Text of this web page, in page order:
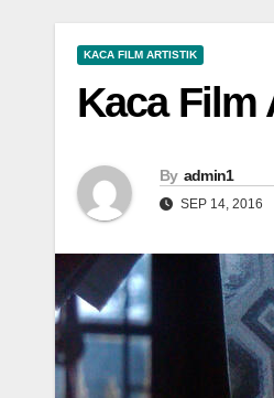
KACA FILM ARTISTIK
Kaca Film
By admin1
SEP 14, 2016